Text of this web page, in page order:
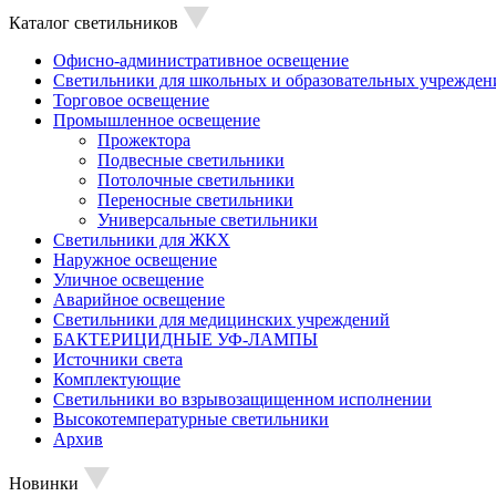
Каталог светильников
Офисно-административное освещение
Светильники для школьных и образовательных
Торговое освещение
Промышленное освещение
Прожектора
Подвесные светильники
Потолочные светильники
Переносные светильники
Универсальные светильники
Светильники для ЖКХ
Наружное освещение
Уличное освещение
Аварийное освещение
Светильники для медицинских учреждений
БАКТЕРИЦИДНЫЕ УФ-ЛАМПЫ
Источники света
Комплектующие
Светильники во взрывозащищенном исполнении
Высокотемпературные светильники
Архив
Новинки